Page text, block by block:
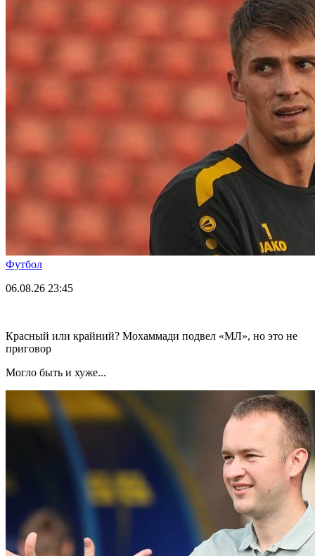
Футбол
06.08.26 23:45
Красный или крайний? Мохаммади подвел «МЛ», но это не
приговор
Могло быть и хуже...